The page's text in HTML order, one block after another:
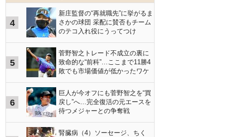
4
新庄監督の“再就職先”に挙がるま
さかの球団 采配に賛否もチーム
のテコ入れ役にうってつけ
5
菅野智之トレード不成立の裏に
致命的な“前科”…ここまで11勝4
敗でも市場価値が低かったワケ
6
巨人が今オフにも菅野智之を“買
戻し”へ…完全復活の元エースを
待つメジャーとの争奪戦
腎臓病（4）ソーセージ、ちく